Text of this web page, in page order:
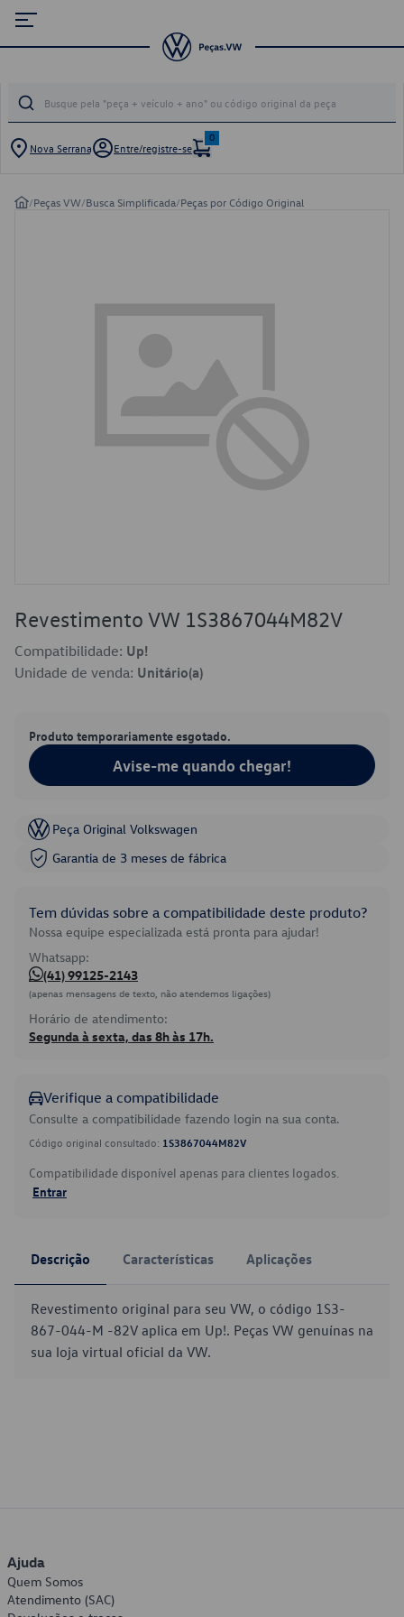
Nova Serrana Entre/registre-se
0
/Peças VW/Busca Simplificada/Peças por Código Original
Revestimento VW 1S3867044M82V
Compatibilidade: Up!
Unidade de venda: Unitário(a)
Produto temporariamente esgotado.
Avise-me quando chegar!
Peça Original Volkswagen
Garantia de 3 meses de fábrica
Tem dúvidas sobre a compatibilidade deste produto?
Nossa equipe especializada está pronta para ajudar!
Whatsapp:
(41) 99125-2143
(apenas mensagens de texto, não atendemos ligações)
Horário de atendimento:
Segunda à sexta, das 8h às 17h.
Verifique a compatibilidade
Consulte a compatibilidade fazendo login na sua conta.
Código original consultado: 1S3867044M82V
Compatibilidade disponível apenas para clientes logados.
Entrar
Descrição Características Aplicações
Revestimento original para seu VW, o código 1S3-
867-044-M -82V aplica em Up!. Peças VW genuínas na
sua loja virtual oficial da VW.
Ajuda
Quem Somos
Atendimento (SAC)